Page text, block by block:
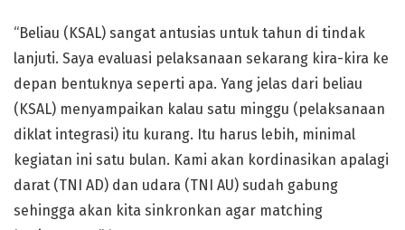
“Beliau (KSAL) sangat antusias untuk tahun di tindak
lanjuti. Saya evaluasi pelaksanaan sekarang kira-kira ke
depan bentuknya seperti apa. Yang jelas dari beliau
(KSAL) menyampaikan kalau satu minggu (pelaksanaan
diklat integrasi) itu kurang. Itu harus lebih, minimal
kegiatan ini satu bulan. Kami akan kordinasikan apalagi
darat (TNI AD) dan udara (TNI AU) sudah gabung
sehingga akan kita sinkronkan agar matching